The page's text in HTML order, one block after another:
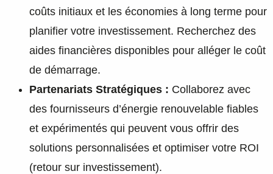
coûts initiaux et les économies à long terme pour
planifier votre investissement. Recherchez des
aides financières disponibles pour alléger le coût
de démarrage.
Partenariats Stratégiques : Collaborez avec
des fournisseurs d’énergie renouvelable fiables
et expérimentés qui peuvent vous offrir des
solutions personnalisées et optimiser votre ROI
(retour sur investissement).